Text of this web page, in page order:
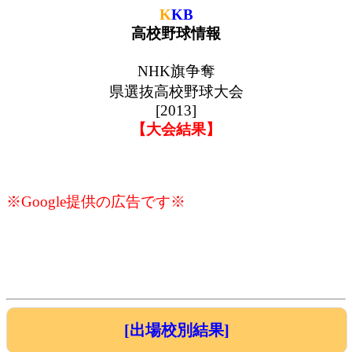
KKB
高校野球情報
NHK旗争奪
県選抜高校野球大会
[2013]
【大会結果】
※Google提供の広告です※
[出場校別結果]